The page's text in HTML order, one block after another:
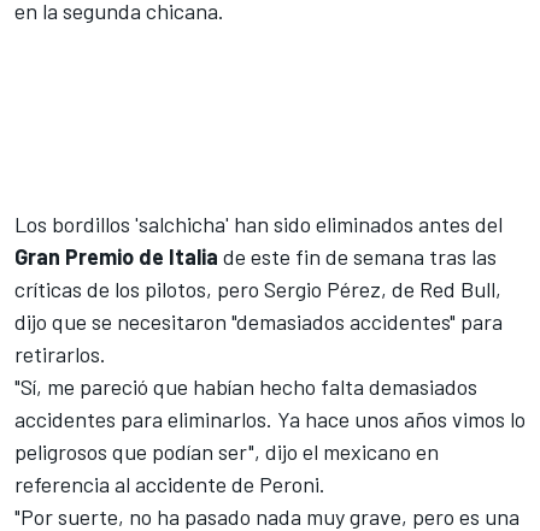
en la segunda chicana.
Los bordillos 'salchicha' han sido eliminados antes del
Gran Premio de Italia de este fin de semana tras las
críticas de los pilotos, pero Sergio Pérez, de Red Bull,
dijo que se necesitaron "demasiados accidentes" para
retirarlos.
"Sí, me pareció que habían hecho falta demasiados
accidentes para eliminarlos. Ya hace unos años vimos lo
peligrosos que podían ser", dijo el mexicano en
referencia al accidente de Peroni.
"Por suerte, no ha pasado nada muy grave, pero es una